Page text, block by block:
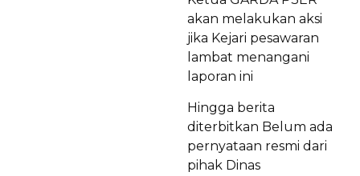
akan melakukan aksi
jika Kejari pesawaran
lambat menangani
laporan ini
Hingga berita
diterbitkan Belum ada
pernyataan resmi dari
pihak Dinas